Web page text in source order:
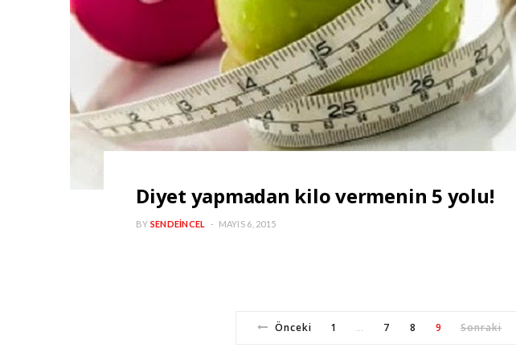
Diyet yapmadan kilo vermenin 5 yolu!
BY SENDEINCEL MAYIS 6, 2015
Önceki 1 … 7 8 9 Sonraki